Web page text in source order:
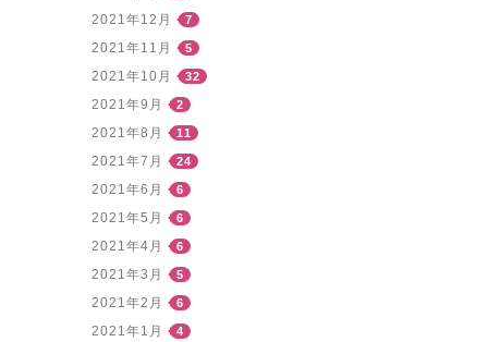
2021年12月 7
2021年11月 5
2021年10月 32
2021年9月 2
2021年8月 11
2021年7月 24
2021年6月 6
2021年5月 6
2021年4月 6
2021年3月 5
2021年2月 6
2021年1月 4